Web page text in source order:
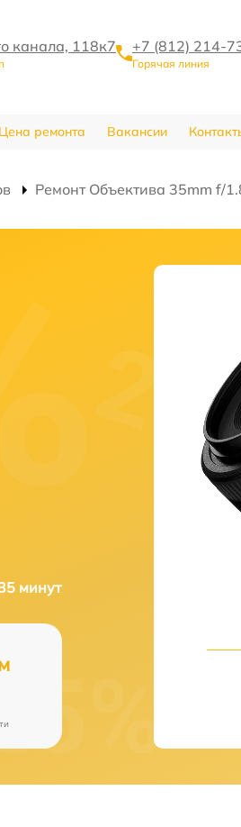
канала, 118к7 +7 (812) 214-
Горячая линия
Цена ремонта Вакансии
Ремонт Объектива 35mm f/
минут